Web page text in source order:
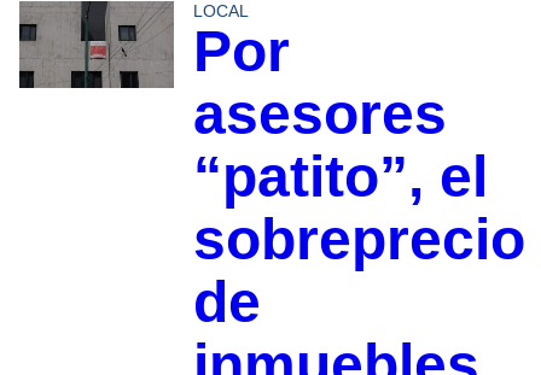
LOCAL
Por
asesores
“patito”, el
sobreprecio
de